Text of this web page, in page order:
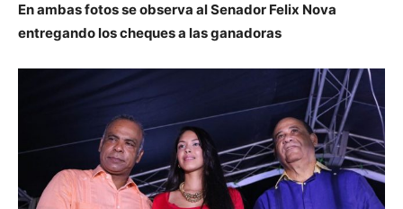
En ambas fotos se observa al Senador Felix Nova
entregando los cheques a las ganadoras